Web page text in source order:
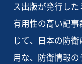
ス出版が発行した
有用性の高い記
じて、日本の防
用な、防衛情報